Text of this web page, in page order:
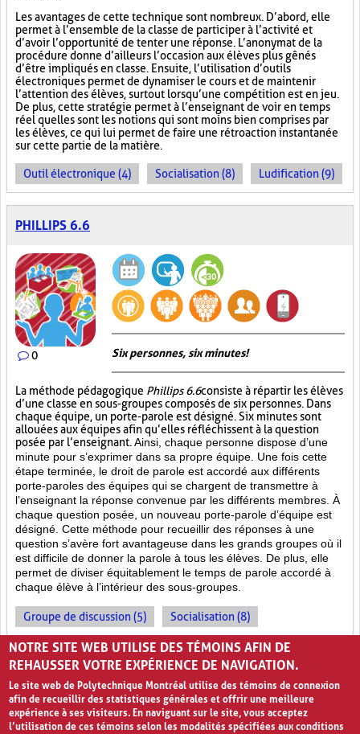
Les avantages de cette technique sont nombreux. D’abord, elle
permet à l’ensemble de la classe de participer à l’activité et
d’avoir l’opportunité de tenter une réponse. L’anonymat de la
procédure donne d’ailleurs l’occasion aux élèves plus gênés
d’être impliqués en classe. Ensuite, l’utilisation d’outils
électroniques permet de dynamiser le cours et de maintenir
l’attention des élèves, surtout lorsqu’une compétition est en jeu.
De plus, cette stratégie permet à l’enseignant de voir en temps
réel quelles sont les notions qui sont moins bien comprises par
les élèves, ce qui lui permet de faire une rétroaction instantanée
sur cette partie de la matière.
Outil électronique (4) Socialisation (8) Ludification (9)
PHILLIPS 6.6
0 Six personnes, six minutes!
La méthode pédagogique Phillips 6.6consiste à répartir les élèves
d’une classe en sous-groupes composés de six personnes. Dans
chaque équipe, un porte-parole est désigné. Six minutes sont
allouées aux équipes afin qu’elles réfléchissent à la question
posée par l’enseignant. Ainsi, chaque personne dispose d’une
minute pour s’exprimer dans sa propre équipe. Une fois cette
étape terminée, le droit de parole est accordé aux différents
porte-paroles des équipes qui se chargent de transmettre à
l’enseignant la réponse convenue par les différents membres. À
chaque question posée, un nouveau porte-parole d’équipe est
désigné. Cette méthode pour recueillir des réponses à une
question s’avère fort avantageuse dans les grands groupes où il
est difficile de donner la parole à tous les élèves. De plus, elle
permet de diviser équitablement le temps de parole accordé à
chaque élève à l’intérieur des sous-groupes.
Groupe de discussion (5) Socialisation (8)
Enseignement par les pairs (7)
NOTRE SITE WEB UTILISE DES TÉMOINS AFIN DE
REHAUSSER VOTRE EXPÉRIENCE DE NAVIGATION.
Le site web de Polytechnique Montréal utilise des témoins de connexion
afin de recueillir des statistiques générales et offrir une meilleure
expérience à ses visiteurs. En naviguant sur le site, vous acceptez
l’utilisation de ces témoins selon les modalités spécifiées aux conditions